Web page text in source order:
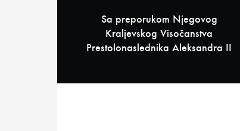
Sa preporukom Njegovog
Kraljevskog Visočanstva
Prestolonaslednika Aleksandra II